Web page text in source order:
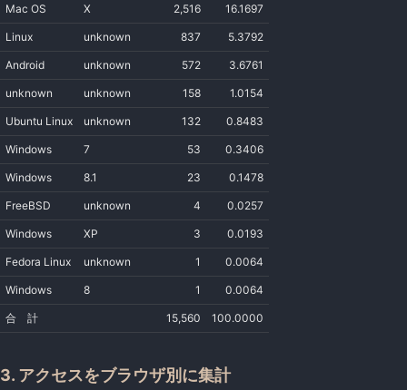
Mac OS X 2,516 16.1697
Linux unknown 837 5.3792
Android unknown 572 3.6761
unknown unknown 158 1.0154
Ubuntu Linux unknown 132 0.8483
Windows 7 53 0.3406
Windows 8.1 23 0.1478
FreeBSD unknown 4 0.0257
Windows XP 3 0.0193
Fedora Linux unknown 1 0.0064
Windows 8 1 0.0064
合 計 15,560 100.0000
3. アクセスをブラウザ別に集計